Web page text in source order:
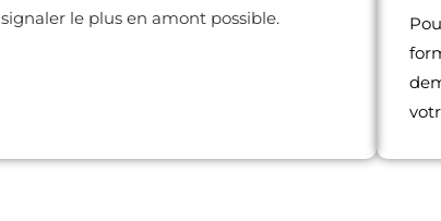
signaler le plus en amont possible.